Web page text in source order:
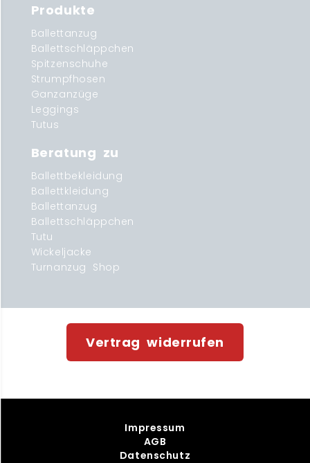
Produkte
Ballettanzug
Ballettschläppchen
Spitzenschuhe
Strumpfhosen
Ganzanzüge
Leggings
Tutus
Beratung zu
Ballettbekleidung
Ballettkleidung
Ballettanzug
Ballettschläppchen
Tutu
Wickeljacke
Turnanzug Shop
Vertrag widerrufen
Impressum
AGB
Datenschutz